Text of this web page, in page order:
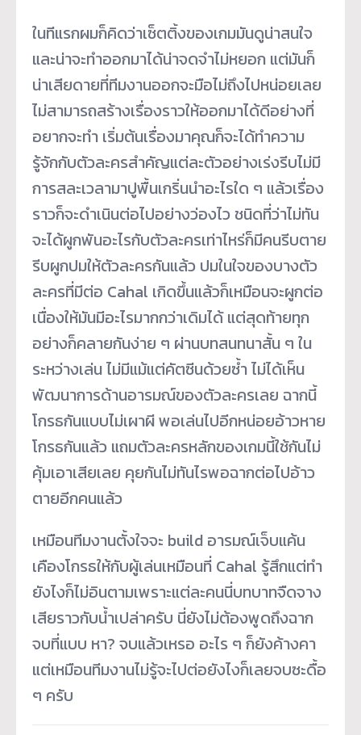
ในทีแรกผมก็คิดว่าเซ็ตติ้งของเกมมันดูน่าสนใจ
และน่าจะทำออกมาได้น่าจดจำไม่หยอก แต่มันก็
น่าเสียดายที่ทีมงานออกจะมือไม่ถึงไปหน่อยเลย
ไม่สามารถสร้างเรื่องราวให้ออกมาได้ดีอย่างที่
อยากจะทำ เริ่มต้นเรื่องมาคุณก็จะได้ทำความ
รู้จักกับตัวละครสำคัญแต่ละตัวอย่างเร่งรีบไม่มี
การสละเวลามาปูพื้นเกริ่นนำอะไรใด ๆ แล้วเรื่อง
ราวก็จะดำเนินต่อไปอย่างว่องไว ชนิดที่ว่าไม่ทัน
จะได้ผูกพันอะไรกับตัวละครเท่าไหร่ก็มีคนรีบตาย
รีบผูกปมให้ตัวละครกันแล้ว ปมในใจของบางตัว
ละครที่มีต่อ Cahal เกิดขึ้นแล้วก็เหมือนจะผูกต่อ
เนื่องให้มันมีอะไรมากกว่าเดิมได้ แต่สุดท้ายทุก
อย่างก็คลายกันง่าย ๆ ผ่านบทสนทนาสั้น ๆ ใน
ระหว่างเล่น ไม่มีแม้แต่คัตซีนด้วยซ้ำ ไม่ได้เห็น
พัฒนาการด้านอารมณ์ของตัวละครเลย ฉากนี้
โกรธกันแบบไม่เผาผี พอเล่นไปอีกหน่อยอ้าวหาย
โกรธกันแล้ว แถมตัวละครหลักของเกมนี้ใช้กันไม่
คุ้มเอาเสียเลย คุยกันไม่ทันไรพอฉากต่อไปอ้าว
ตายอีกคนแล้ว
เหมือนทีมงานตั้งใจจะ build อารมณ์เจ็บแค้น
เคืองโกรธให้กับผู้เล่นเหมือนที่ Cahal รู้สึกแต่ทำ
ยังไงก็ไม่อินตามเพราะแต่ละคนนี่บทบาทจืดจาง
เสียราวกับน้ำเปล่าครับ นี่ยังไม่ต้องพูดถึงฉาก
จบที่แบบ หา? จบแล้วเหรอ อะไร ๆ ก็ยังค้างคา
แต่เหมือนทีมงานไม่รู้จะไปต่อยังไงก็เลยจบซะดื้อ
ๆ ครับ